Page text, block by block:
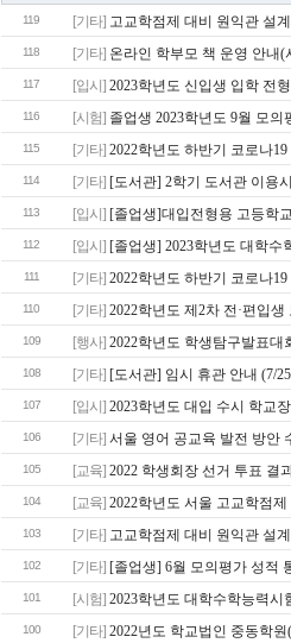
119 [기타] 고교학점제 대비 원익관 설
118 [기타] 온라인 학부모 책 운영 안내(
117 [입시] 2023학년도 신입생 입학 전
116 [시험] 졸업생 2023학년도 9월 모
115 [기타] 2022학년도 하반기 코로나
114 [기타] [도서관] 2학기 도서관 이용
113 [입시] [졸업생]대입전형용 고등학
112 [입시] [졸업생] 2023학년도 대학수
111 [기타] 2022학년도 하반기 코로나
110 [기타] 2022학년도 제2차 전·편입생
109 [행사] 2022학년도 학생탐구발표대
108 [기타] [도서관] 임시 휴관 안내 (7/
107 [입시] 2023학년도 대입 수시 학교
106 [기타] 서울 영어 공교육 발전 방안
105 [교육] 2022 학생회장 선거 투표 결
104 [교육] 2022학년도 서울 고교학점
103 [기타] 고교학점제 대비 원익관 설
102 [기타] [졸업생] 6월 모의평가 성적
101 [시험] 2023학년도 대학수학능력
100 [기타] 2022년도 학교법인 중동학